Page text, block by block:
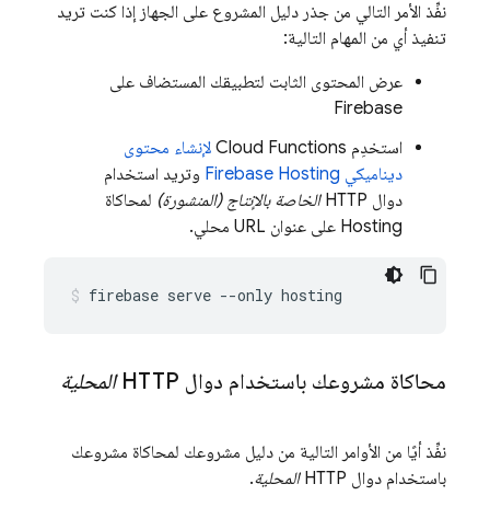
نفِّذ الأمر التالي من جذر دليل المشروع على الجهاز إذا كنت تريد
تنفيذ أي من المهام التالية:
عرض المحتوى الثابت لتطبيقك المستضاف على
Firebase
استخدِم Cloud Functions لإنشاء محتوى
ديناميكي Firebase Hosting وتريد استخدام
دوال HTTP
الخاصة بالإنتاج (المنشورة) لمحاكاة
Hosting على عنوان URL محلي.
firebase serve --only hosting
محاكاة مشروعك باستخدام دوال HTTP المحلية
نفِّذ أيًا من الأوامر التالية من دليل مشروعك لمحاكاة مشروعك
باستخدام دوال HTTP
المحلية.